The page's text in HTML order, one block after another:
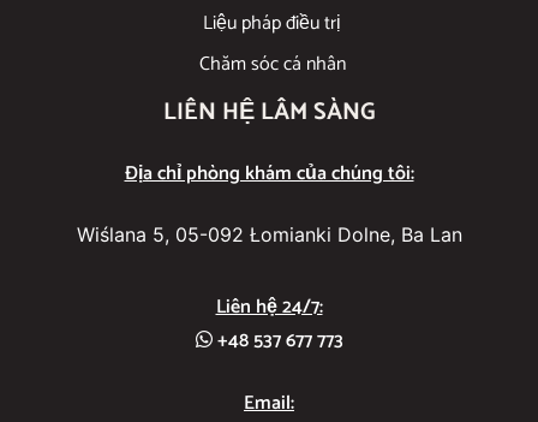
Liệu pháp điều trị
Chăm sóc cá nhân
LIÊN HỆ LÂM SÀNG
Địa chỉ phòng khám của chúng tôi:
Wiślana 5, 05-092 Łomianki Dolne, Ba Lan
Liên hệ 24/7:
+48 537 677 773
Email: